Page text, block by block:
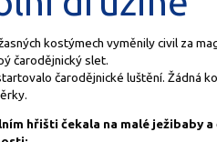
kostýmech vyměnily civil za
čarodějnický slet.
čarodějnické luštění. Žádná
hřišti čekala na malé ježibaby